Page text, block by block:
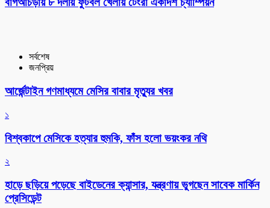
সর্বশেষ
জনপ্রিয়
আর্জেন্টাইন গণমাধ্যমে মেসির বাবার মৃত্যুর খবর
১
বিশ্বকাপে মেসিকে হত্যার হুমকি, ফাঁস হলো ভয়ংকর নথি
২
হাড়ে ছড়িয়ে পড়েছে বাইডেনের ক্যান্সার, যন্ত্রণায় ভুগছেন সাবেক মার্কিন
প্রেসিডেন্ট